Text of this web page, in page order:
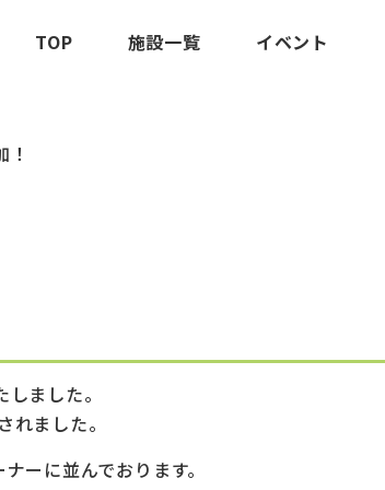
TOP 施設一覧 イベント
ました。
ました。
ーに並んでおります。